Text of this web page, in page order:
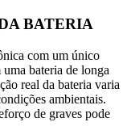
BATERIA
com um único
bateria de longa
real da bateria varia
ambientais.
de graves pode